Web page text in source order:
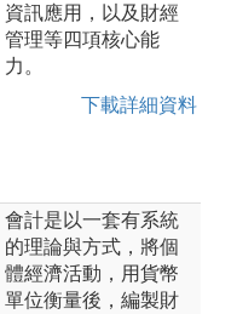
資訊應用，以及財經
管理等四項核心能
力。
下載詳細資料
會計是以一套有系統
的理論與方式，將個
體經濟活動，用貨幣
單位衡量後，編製財